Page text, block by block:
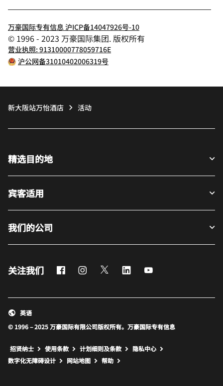
万豪国际专有信息 沪ICP备14047926号-10
© 1996 - 2023 万豪国际集团. 版权所有
营业执照: 91310000778059716E
沪公网备31010402006319号
新大阪站万怡酒店 活动
精选目的地
宾客适用
我们的公司
关注我们 FacebookInstagram
Twitter LinkedIn
© 1996 – 2025 万豪国际有限公司版权所有。万豪国际专有信息
英语
招贤纳士 使用条款 计划细则及条款
隐私中心
数字化无障碍设计
网站地图 打开新窗口
帮助